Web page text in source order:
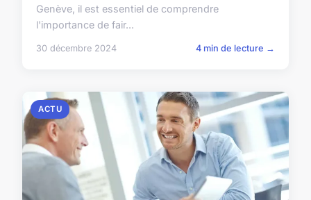
Genève, il est essentiel de comprendre
l'importance de fair...
30 décembre 2024 4 min de lecture →
ACTU